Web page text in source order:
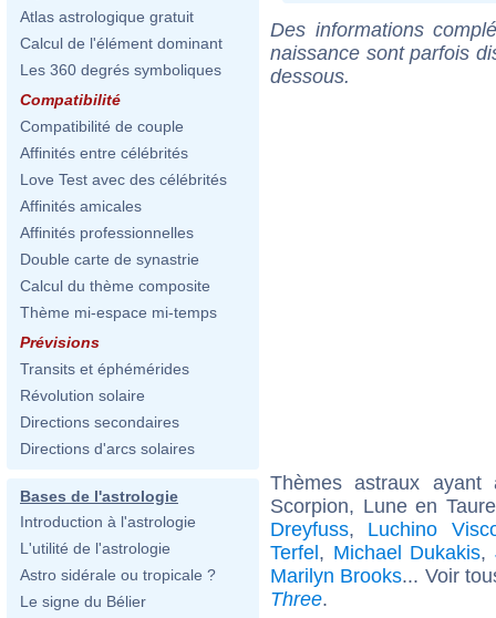
Atlas astrologique gratuit
Calcul de l'élément dominant
Les 360 degrés symboliques
Compatibilité
Compatibilité de couple
Affinités entre célébrités
Love Test avec des célébrités
Affinités amicales
Affinités professionnelles
Double carte de synastrie
Calcul du thème composite
Thème mi-espace mi-temps
Prévisions
Transits et éphémérides
Révolution solaire
Directions secondaires
Directions d'arcs solaires
Bases de l'astrologie
Introduction à l'astrologie
L'utilité de l'astrologie
Astro sidérale ou tropicale ?
Le signe du Bélier
Des informations
naissance sont parfois
dessous.
Thèmes astraux
Scorpion, Lune en
Dreyfuss, Luchino
Terfel, Michael Dukakis,
Marilyn Brooks... Voir
Three.